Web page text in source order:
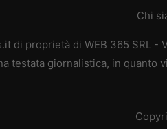
Chi
di proprietà di WEB 365 SRL -
testata giornalistica, in quanto